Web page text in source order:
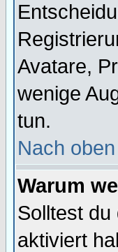
Avatare,
wenige
tun.
Nach oben
Warum
Solltest
aktiviert